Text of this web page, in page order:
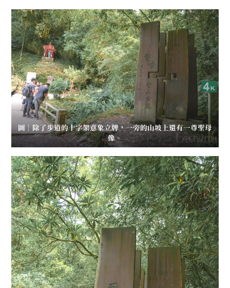
圖｜除了步道的十字架意象立牌，一旁的山坡上還有一尊聖母
像。